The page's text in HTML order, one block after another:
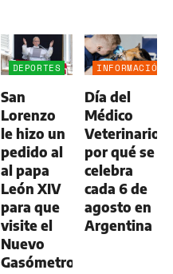
DEPORTES
San
Lorenzo
le hizo un
pedido al
al papa
León XIV
para que
visite el
Nuevo
Gasómetro
INFORMACIÓN
Día del
Médico
Veterinario:
por qué se
celebra
cada 6 de
agosto en
Argentina